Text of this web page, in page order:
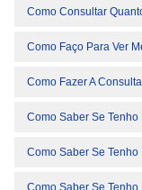
Como Consultar
Como Faço Para Ver
Como Fazer A
Como Saber Se
Como Saber Se
Como Saber Se